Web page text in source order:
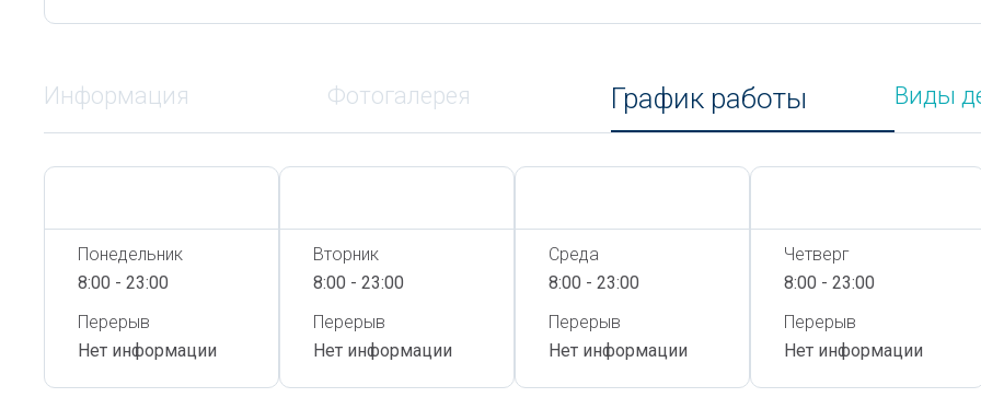
Информация Фотогалерея График работы Виды
Понедельник
8:00 - 23:00
Перерыв
Нет информации
Вторник
8:00 - 23:00
Перерыв
Нет информации
Среда
8:00 - 23:00
Перерыв
Нет информации
Четверг
8:00 - 23:00
Перерыв
Нет информации